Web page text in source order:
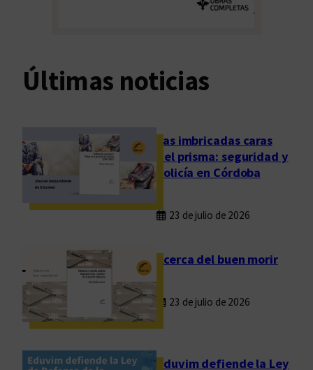
Últimas noticias
Las imbricadas caras
del prisma: seguridad y
policía en Córdoba
23 de julio de 2026
Acerca del buen morir
23 de julio de 2026
Eduvim defiende la Ley